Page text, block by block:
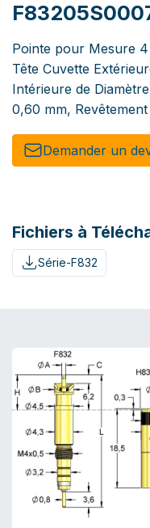
Pointe pour Mesure
Tête Cuvette
Intérieure de
0,60 mm,
Demander un
Fichiers à
Série-F832